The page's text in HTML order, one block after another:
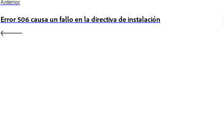
Anterior
Error 506 causa un fallo en la directiva de instalación